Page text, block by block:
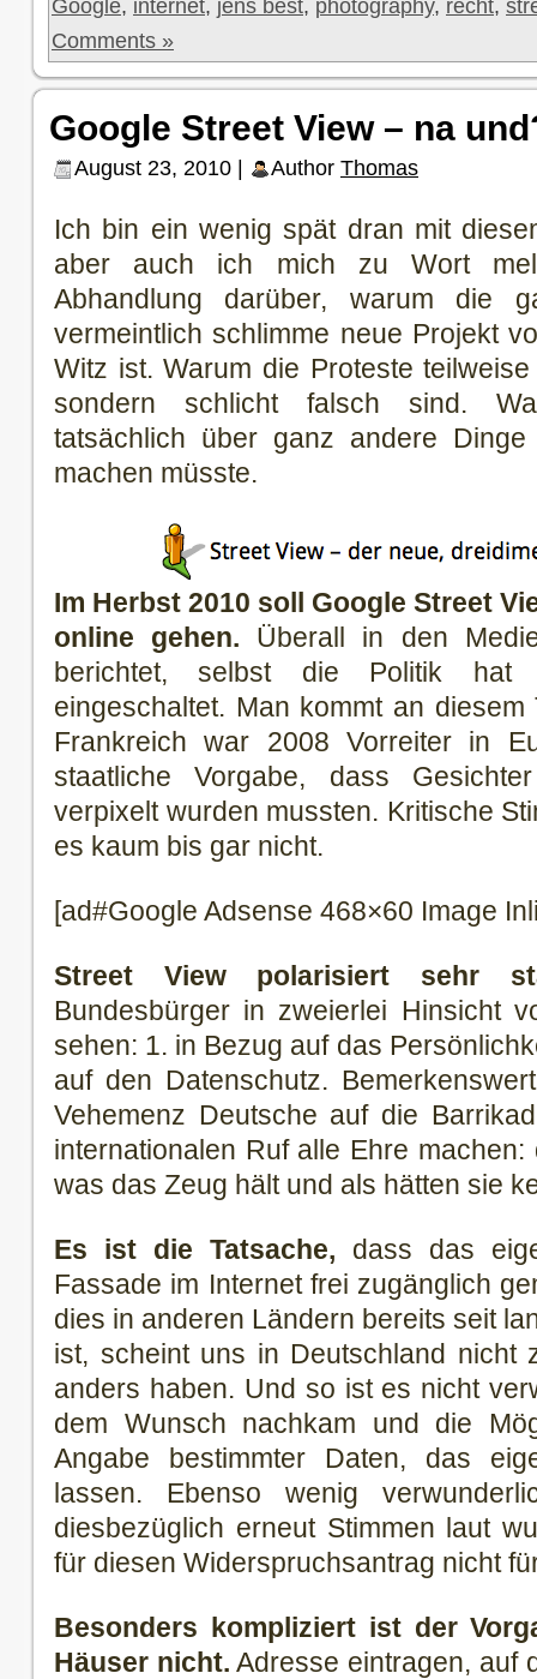
Google, internet, jens best, photography, recht,
Comments »
Google Street View – na
August 23, 2010 | Author Thomas
Ich bin ein wenig spät dran mit
aber auch ich mich zu Wort
Abhandlung darüber, warum die
vermeintlich schlimme neue Projekt
Witz ist. Warum die Proteste
sondern schlicht falsch sind.
tatsächlich über ganz andere
machen müsste.
Im Herbst 2010 soll Google Street
online gehen. Überall in den
berichtet, selbst die Politik hat
eingeschaltet. Man kommt an
Frankreich war 2008 Vorreiter in
staatliche Vorgabe, dass
verpixelt wurden mussten. Kritische
es kaum bis gar nicht.
[ad#Google Adsense 468×60 Image
Street View polarisiert sehr
Bundesbürger in zweierlei Hinsicht
sehen: 1. in Bezug auf das
auf den Datenschutz.
Vehemenz Deutsche auf die
internationalen Ruf alle Ehre
was das Zeug hält und als hätten sie
Es ist die Tatsache, dass das
Fassade im Internet frei zugänglich
dies in anderen Ländern bereits seit
ist, scheint uns in Deutschland nicht
anders haben. Und so ist es nicht
dem Wunsch nachkam und die
Angabe bestimmter Daten, das
lassen. Ebenso wenig
diesbezüglich erneut Stimmen laut
für diesen Widerspruchsantrag nicht
Besonders kompliziert ist der
Häuser nicht. Adresse eintragen, auf